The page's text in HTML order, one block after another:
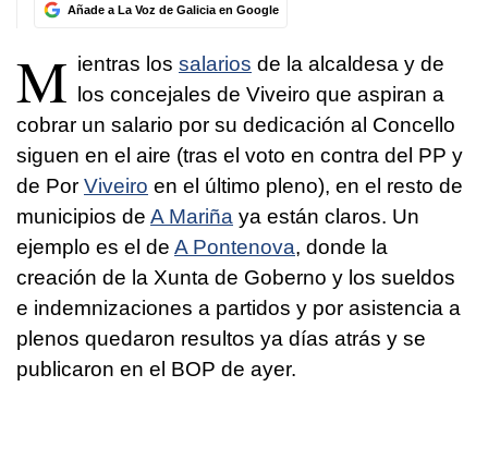
Añade a La Voz de Galicia en Google
M ientras los salarios de la alcaldesa y de
los concejales de Viveiro que aspiran a
cobrar un salario por su dedicación al Concello
siguen en el aire (tras el voto en contra del PP y
de Por Viveiro en el último pleno), en el resto de
municipios de A Mariña ya están claros. Un
ejemplo es el de A Pontenova, donde la
creación de la Xunta de Goberno y los sueldos
e indemnizaciones a partidos y por asistencia a
plenos quedaron resultos ya días atrás y se
publicaron en el BOP de ayer.